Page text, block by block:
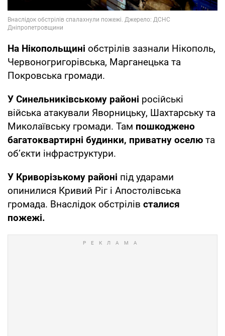
На Нікопольщині обстрілів зазнали Нікополь,
Червоногригорівська, Марганецька та
Покровська громади.
У Синельниківському районі російські
війська атакували Яворницьку, Шахтарську та
Миколаївську громади. Там пошкоджено
багатоквартирні будинки, приватну оселю та
об’єкти інфраструктури.
У Криворізькому районі під ударами
опинилися Кривий Ріг і Апостолівська
громада. Внаслідок обстрілів сталися
пожежі.